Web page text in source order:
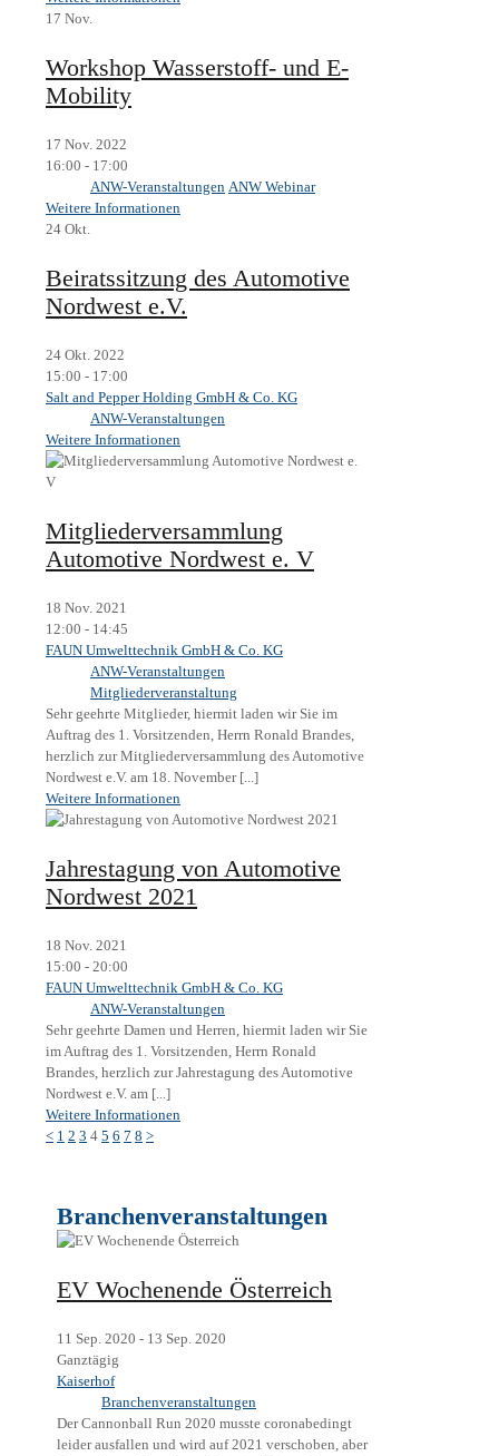
17 Nov.
Workshop Wasserstoff- und E-
Mobility
17 Nov. 2022
16:00 - 17:00
ANW-Veranstaltungen ANW Webinar
Weitere Informationen
24 Okt.
Beiratssitzung des Automotive
Nordwest e.V.
24 Okt. 2022
15:00 - 17:00
Salt and Pepper Holding GmbH & Co. KG
ANW-Veranstaltungen
Weitere Informationen
Mitgliederversammlung
Automotive Nordwest e. V
18 Nov. 2021
12:00 - 14:45
FAUN Umwelttechnik GmbH & Co. KG
ANW-Veranstaltungen
Mitgliederveranstaltung
Sehr geehrte Mitglieder, hiermit laden wir Sie im
Auftrag des 1. Vorsitzenden, Herrn Ronald Brandes,
herzlich zur Mitgliederversammlung des Automotive
Nordwest e.V. am 18. November [...]
Weitere Informationen
Jahrestagung von Automotive
Nordwest 2021
18 Nov. 2021
15:00 - 20:00
FAUN Umwelttechnik GmbH & Co. KG
ANW-Veranstaltungen
Sehr geehrte Damen und Herren, hiermit laden wir Sie
im Auftrag des 1. Vorsitzenden, Herrn Ronald
Brandes, herzlich zur Jahrestagung des Automotive
Nordwest e.V. am [...]
Weitere Informationen
< 1 2 3 4 5 6 7 8 >
Branchenveranstaltungen
EV Wochenende Österreich
11 Sep. 2020 - 13 Sep. 2020
Ganztägig
Kaiserhof
Branchenveranstaltungen
Der Cannonball Run 2020 musste coronabedingt
leider ausfallen und wird auf 2021 verschoben, aber